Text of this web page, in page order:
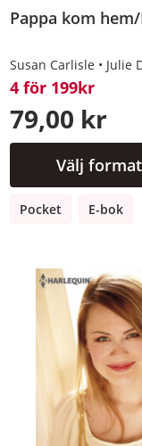
Pappa kom
Susan Carlisle Julie
4 för 199kr
79,00 kr
Välj format
Pocket E-bok